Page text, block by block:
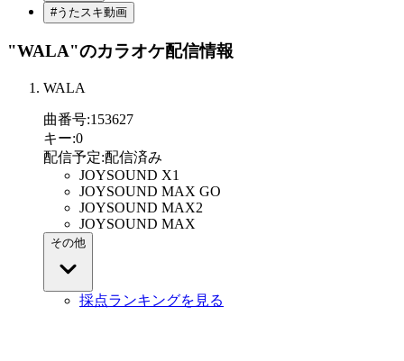
#うたスキ動画
"WALA"のカラオケ配信情報
WALA
曲番号:153627
キー:0
配信予定:配信済み
JOYSOUND X1
JOYSOUND MAX GO
JOYSOUND MAX2
JOYSOUND MAX
その他
採点ランキングを見る